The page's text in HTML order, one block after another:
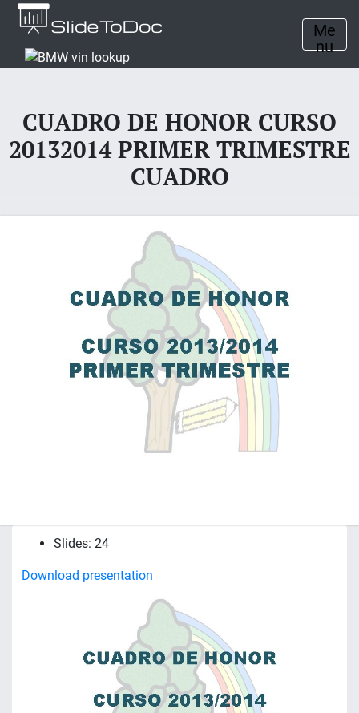
Me
nu
CUADRO DE HONOR CURSO
20132014 PRIMER TRIMESTRE
CUADRO
Slides: 24
Download presentation